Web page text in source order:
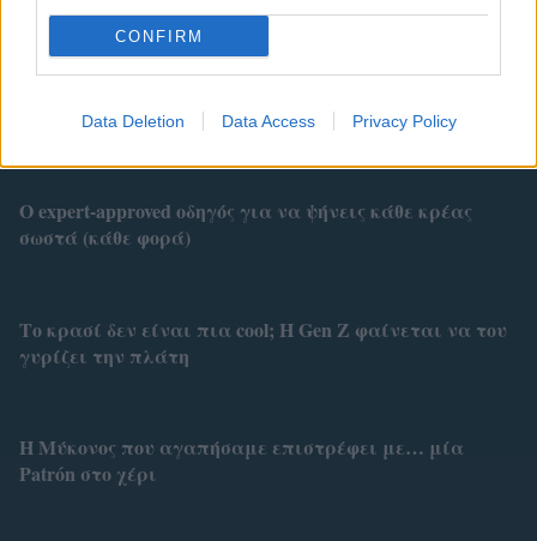
CONFIRM
Data Deletion Data Access Privacy Policy
Related
Ο expert-approved οδηγός για να ψήνεις κάθε κρέας
σωστά (κάθε φορά)
Το κρασί δεν είναι πια cool; Η Gen Z φαίνεται να του
γυρίζει την πλάτη
Η Μύκονος που αγαπήσαμε επιστρέφει με… μία
Patrón στο χέρι